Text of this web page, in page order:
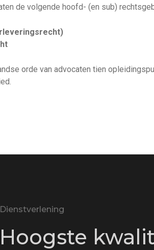
de volgende hoofd- (en sub)
orde van advocaten tien
Dienstverlening
Hoogste